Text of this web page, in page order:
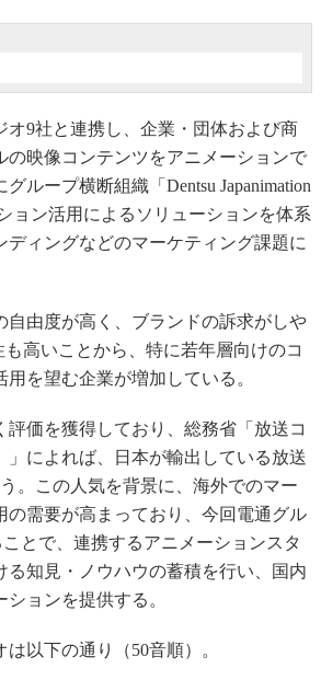
9社と連携し、企業・団体および商
映像コンテンツをアニメーションで
ループ横断組織「Dentsu Japanimation
ョン活用によるソリューションを体系
ィングなどのマーケティング課題に
由度が高く、ブランドの訴求がしや
高いことから、特に若年層向けのコ
を望む企業が増加している。
価を獲得しており、総務省「放送コ
」によれば、日本が輸出している放送
。この人気を背景に、海外でのマー
需要が高まっており、今回電通グル
とで、連携するアニメーションスタ
知見・ノウハウの蓄積を行い、国内
ョンを提供する。
以下の通り（50音順）。